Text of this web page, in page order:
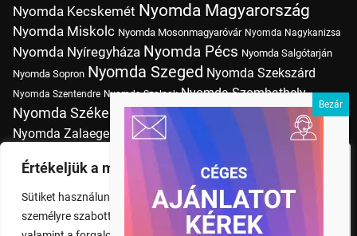
Értékeljük a magánéletét
Sütiket használunk a böngészési élmény fokozására,
személyre szabott hirdetések vagy tartalmak megjelenítésére,
Nyomda Kecskemét Nyomda Magyarország
Nyomda Miskolc Nyomda Mosonmagyaróvár Nyomda Nagykanizsa
Nyomda Nyíregyháza Nyomda Pécs Nyomda Salgótarján
Nyomda Sopron Nyomda Szeged Nyomda Szekszárd
Nyomda Szentendre Nyomda Szolnok Nyomda Szombathely
Nyomda Székesfehérvár Nyomda Tatabánya Nyomda Vác
Nyomda Zalaegerszeg Nyomda Érd nyomtatás
Nyomtatás Budapesten
Pólónyomtatás Budapesten Szitanyomda Budapesten
Tudásbázis